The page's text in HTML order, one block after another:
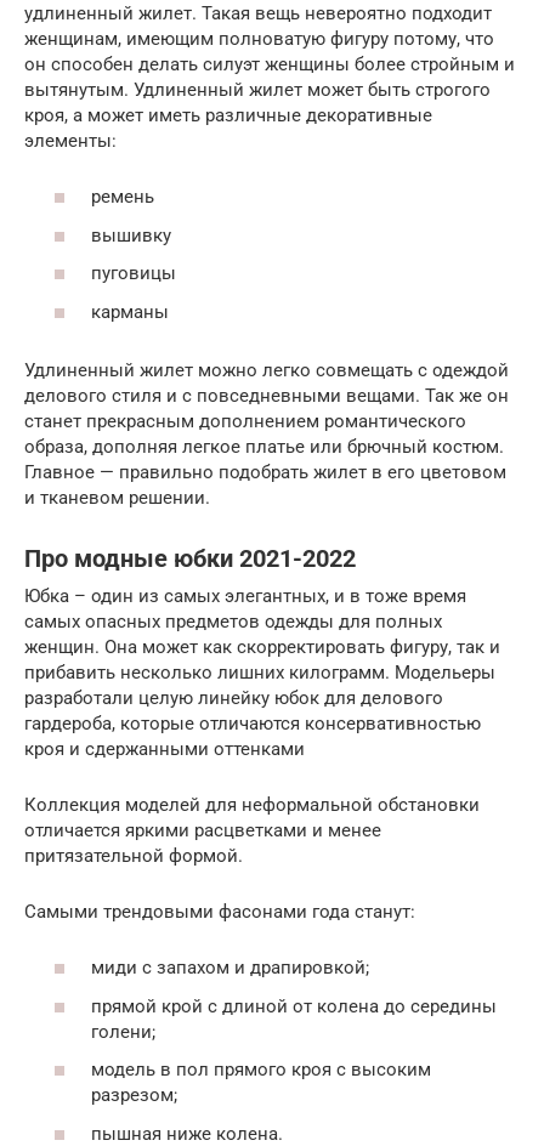
удлиненный жилет. Такая вещь невероятно подходит
женщинам, имеющим полноватую фигуру потому, что
он способен делать силуэт женщины более стройным и
вытянутым. Удлиненный жилет может быть строгого
кроя, а может иметь различные декоративные
элементы:
ремень
вышивку
пуговицы
карманы
Удлиненный жилет можно легко совмещать с одеждой
делового стиля и с повседневными вещами. Так же он
станет прекрасным дополнением романтического
образа, дополняя легкое платье или брючный костюм.
Главное — правильно подобрать жилет в его цветовом
и тканевом решении.
Про модные юбки 2021-2022
Юбка – один из самых элегантных, и в тоже время
самых опасных предметов одежды для полных
женщин. Она может как скорректировать фигуру, так и
прибавить несколько лишних килограмм. Модельеры
разработали целую линейку юбок для делового
гардероба, которые отличаются консервативностью
кроя и сдержанными оттенками
Коллекция моделей для неформальной обстановки
отличается яркими расцветками и менее
притязательной формой.
Самыми трендовыми фасонами года станут:
миди с запахом и драпировкой;
прямой крой с длиной от колена до середины
голени;
модель в пол прямого кроя с высоким
разрезом;
пышная ниже колена.